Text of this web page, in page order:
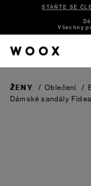
STAŇTE SE
Všechny
ŽENY / Oblečení /
Dámské sandály